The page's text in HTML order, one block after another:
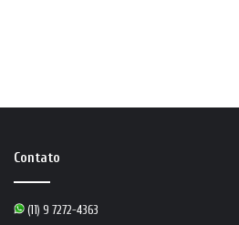
Contato
(11) 9 7272-4363